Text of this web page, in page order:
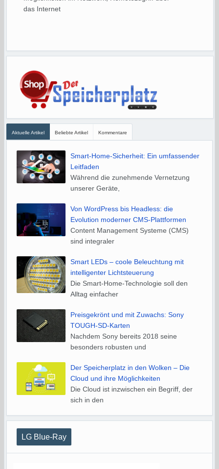
das Internet
Aktuelle Artikel Beliebte Artikel Kommentare
Smart-Home-Sicherheit: Ein umfassender
Leitfaden
Während die zunehmende Vernetzung
unserer Geräte,
Von WordPress bis Headless: die
Evolution moderner CMS-Plattformen
Content Management Systeme (CMS)
sind integraler
Smart LEDs – coole Beleuchtung mit
intelligenter Lichtsteuerung
Die Smart-Home-Technologie soll den
Alltag einfacher
Preisgekrönt und mit Zuwachs: Sony
TOUGH-SD-Karten
Nachdem Sony bereits 2018 seine
besonders robusten und
Der Speicherplatz in den Wolken – Die
Cloud und ihre Möglichkeiten
Die Cloud ist inzwischen ein Begriff, der
sich in den
LG Blue-Ray